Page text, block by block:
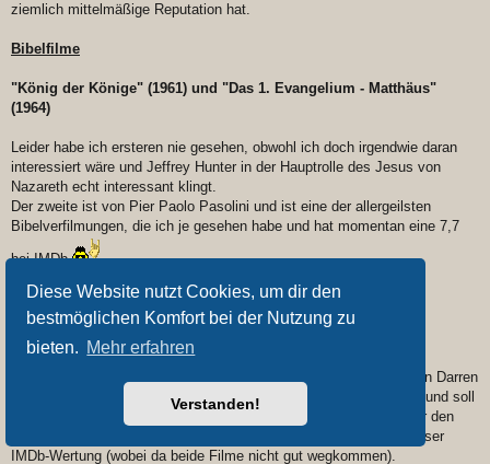
Diese Website nutzt Cookies, um dir den
bestmöglichen Komfort bei der Nutzung zu
bieten. Mehr erfahren
Verstanden!
ziemlich mittelmäßige Reputation hat.
Bibelfilme
"König der Könige" (1961) und "Das 1. Evangelium - Matthäus"
(1964)
Leider habe ich ersteren nie gesehen, obwohl ich doch irgendwie daran
interessiert wäre und Jeffrey Hunter in der Hauptrolle des Jesus von
Nazareth echt interessant klingt.
Der zweite ist von Pier Paolo Pasolini und ist eine der allergeilsten
Bibelverfilmungen, die ich je gesehen habe und hat momentan eine 7,7
bei IMDb
marxistisch dargestellt
"Noah" (2014) und "Exodus: Götter und Könige" (2014)
Kenne keine der zwei Bibelverfilmungen, allerdings hat "Noah" von Darren
Aronofsky eine deutlich bessere Bewertung bei Rotten Tomatoes und soll
auch erfolgreicher gewesen sein, als Ridley Scotts "Exodus" über den
Auszug Moses aus Ägypten. Dafür hat der aber eine minimal besser
IMDb-Wertung (wobei da beide Filme nicht gut wegkommen).